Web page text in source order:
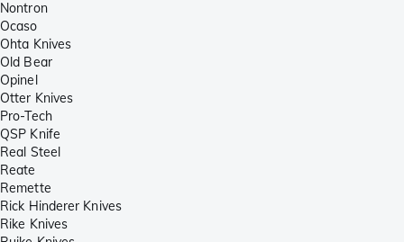
Nontron
Ocaso
Ohta Knives
Old Bear
Opinel
Otter Knives
Pro-Tech
QSP Knife
Real Steel
Reate
Remette
Rick Hinderer Knives
Rike Knives